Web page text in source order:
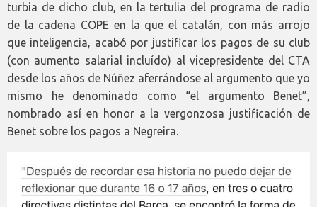
turbia de dicho club, en la tertulia del programa de radio
de la cadena COPE en la que el catalán, con más arrojo
que inteligencia, acabó por justificar los pagos de su club
(con aumento salarial incluído) al vicepresidente del CTA
desde los años de Núñez aferrándose al argumento que yo
mismo he denominado como “el argumento Benet”,
nombrado así en honor a la vergonzosa justificación de
Benet sobre los pagos a Negreira.